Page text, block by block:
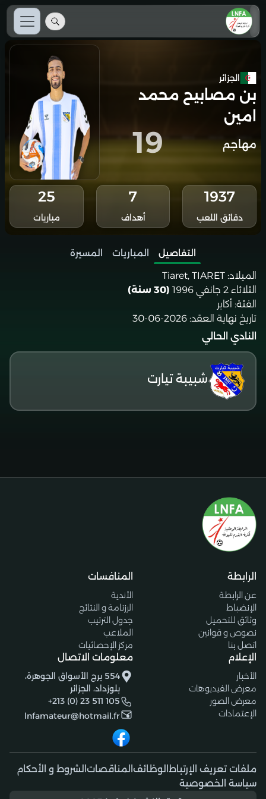
الجزائر
بن مصابيح محمد
امين
مهاجم 19
1937
دقائق اللعب
7
أهداف
25
مباريات
التفاصيل المباريات
المسيرة
الميلاد: Tiaret, TIARET
الثلاثاء 2 جانفي 1996
(30 سنة)
الفئة: أكابر
تاريخ نهاية العقد: 2026-06-30
النادي الحالي
شبيبة تيارت
الرابطة
عن الرابطة
الإنضباط
وثائق للتحميل
نصوص و قوانين
اتصل بنا
المنافسات
الأندية
الرزنامة و النتائج
جدول الترتيب
الملاعب
مركز الإحصائيات
الإعلام
الأخبار
معرض الفيديوهات
معرض الصور
الإعتمادات
معلومات الاتصال
554 برج الأسواق الجوهرة،
بلوزداد، الجزائر
+213 (0) 23 511 105
lnfamateur@hotmail.fr
ملفات تعريف الإرتباط الوظائف المناقصات الشروط و الأحكام
سياسة الخصوصية